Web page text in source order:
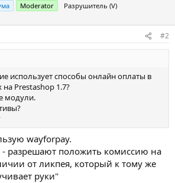
Moderator Разрушитель (V)
#2
использует способы онлайн оплаты в
Prestashop 1.7?
модули.
wayforpay.
разрешают положить комиссию на
от ликпея, который к тому же
руки"